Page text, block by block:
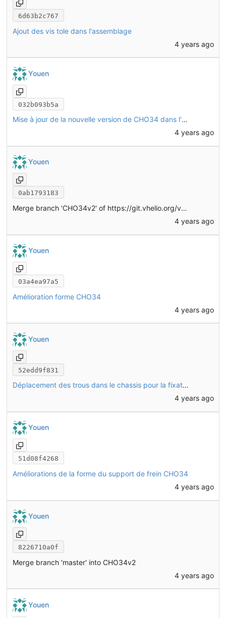
6d63b2c767
Ajout des vis tole dans l'assemblage
4 years ago
Youen
032b093b5a
Mise à jour de la nouvelle version de CHO34 dans l'assemblage
4 years ago
Youen
0ab1793183
Merge branch 'CHO34v2' of https://git.vhelio.org/vhelio/vheliotech-freecad
4 years ago
Youen
03a4ea97a5
Amélioration forme CHO34
4 years ago
Youen
52edd9f831
Déplacement des trous dans le chassis pour la fixation des supports de frein CHO34
4 years ago
Youen
51d08f4268
Améliorations de la forme du support de frein CHO34
4 years ago
Youen
8226710a0f
Merge branch 'master' into CHO34v2
4 years ago
Youen